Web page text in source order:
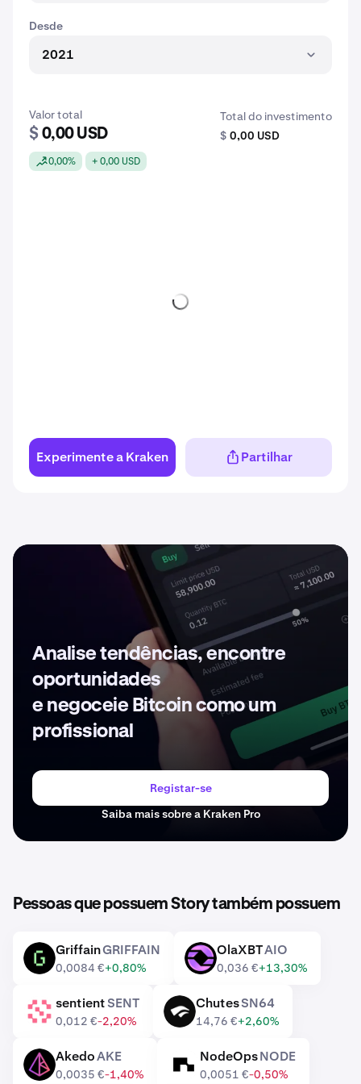
Desde
2021
Valor total
$ 0,00 USD
0,00% + 0,00 USD
Total do investimento
$ 0,00 USD
Experimente a Kraken Partilhar
Analise tendências, encontre
oportunidades
e negoceie Bitcoin como um
profissional
Registar-se
Saiba mais sobre a Kraken Pro
Pessoas que possuem Story também possuem
GRIFFAIN GriffainGRIFFAIN
0,0084 €+0,80%
OlaXBTAIO
0,036 €+13,30%
SENT sentientSENT
0,012 €-2,20%
SN64 ChutesSN64
14,76 €+2,60%
AKE AkedoAKE
0,0035 €-1,40%
NODE NodeOpsNODE
0,0051 €-0,50%